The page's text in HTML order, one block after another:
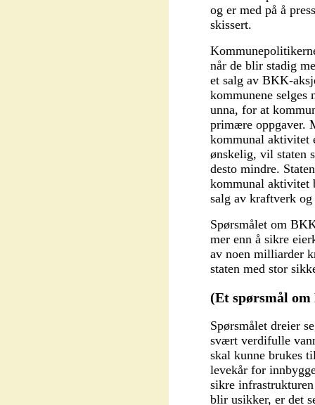
og er med på å
skissert.
når de blir stadig
et salg av BKK-
kommunene
unna, for at
primære oppgaver.
kommunal aktivitet
ønskelig, vil staten
desto mindre.
kommunal aktivitet
salg av kraftverk og
Spørsmålet om
mer enn å sikre
av noen milliarder
staten med stor
(Et spørsmål
Spørsmålet dreier
svært verdifulle
skal kunne brukes
levekår for
sikre
blir usikker, er det